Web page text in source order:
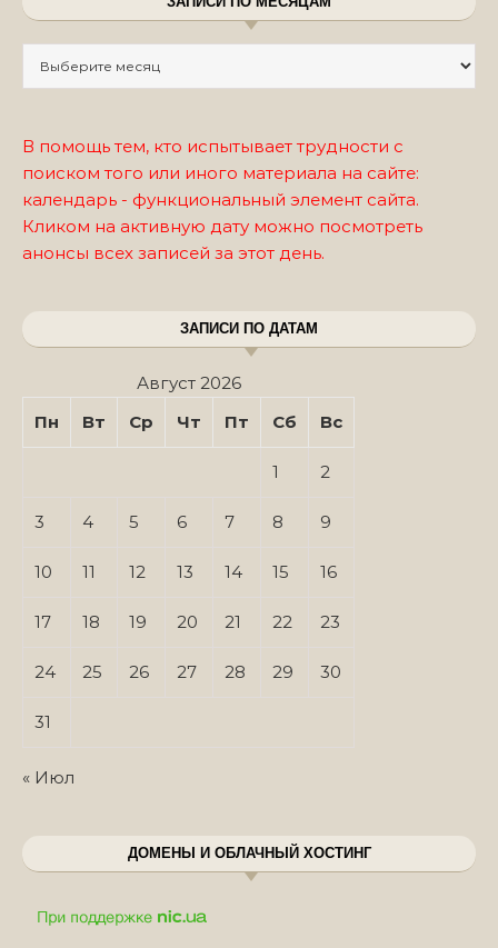
В помощь тем, кто испытывает трудности с
поиском того или иного материала на сайте:
календарь - функциональный элемент сайта.
Кликом на активную дату можно посмотреть
анонсы всех записей за этот день.
ЗАПИСИ ПО ДАТАМ
Август 2026
Пн
Вт Ср Чт Пт Сб Вс
1 2
3 4 5 6 7 8 9
10 11 12 13 14 15 16
17 18 19 20 21 22 23
24 25 26 27 28 29 30
31
« Июл
ДОМЕНЫ И ОБЛАЧНЫЙ ХОСТИНГ